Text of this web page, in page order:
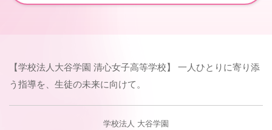
【学校法人大谷学園 清心女子高等学校】 一人ひとりに寄り添
う指導を、生徒の未来に向けて。
学校法人 大谷学園